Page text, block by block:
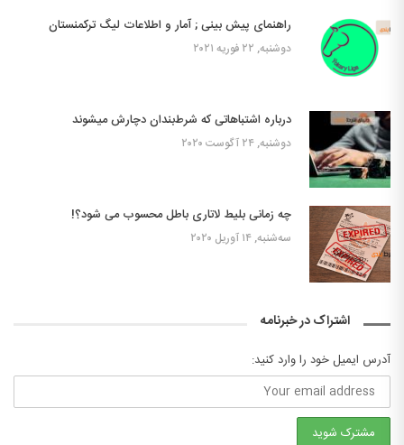
راهنمای پیش بینی ; آمار و اطلاعات لیگ ترکمنستان
دوشنبه, ۲۲ فوریه ۲۰۲۱
درباره اشتباهاتی که شرط‌بندان دچارش میشوند
دوشنبه, ۲۴ آگوست ۲۰۲۰
چه زمانی بلیط لاتاری باطل محسوب می شود؟!
سه‌شنبه, ۱۴ آوریل ۲۰۲۰
اشتراک در خبرنامه
آدرس ایمیل خود را وارد کنید: